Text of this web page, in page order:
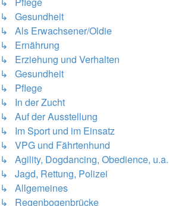
↳ Gesundheit
↳ Als Erwachsener/Oldie
↳ Ernährung
↳ Erziehung und Verhalten
↳ Gesundheit
↳ Pflege
↳ In der Zucht
↳ Auf der Ausstellung
↳ Im Sport und im Einsatz
↳ VPG und Fährtenhund
↳ Agility, Dogdancing, Obedience, u.a.
↳ Jagd, Rettung, Polizei
↳ Allgemeines
↳ Regenbogenbrücke